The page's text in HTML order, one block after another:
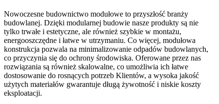
Nowoczesne budownictwo modułowe to przyszłość branży
budowlanej. Dzięki modularnej budowie nasze produkty są nie
tylko trwałe i estetyczne, ale również szybkie w montażu,
energooszczędne i łatwe w utrzymaniu. Co więcej, modułowa
konstrukcja pozwala na minimalizowanie odpadów budowlanych,
co przyczynia się do ochrony środowiska. Oferowane przez nas
rozwiązania są również skalowalne, co umożliwia ich łatwe
dostosowanie do rosnących potrzeb Klientów, a wysoka jakość
użytych materiałów gwarantuje długą żywotność i niskie koszty
eksploatacji.